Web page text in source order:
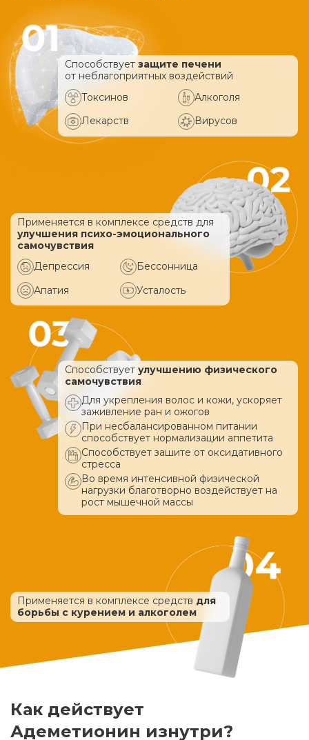
Способствует защите печени
от неблагоприятных воздействий
Токсинов
Алкоголя
Лекарств
Вирусов
Применяется в комплексе средств для
улучшения психо-эмоционального
самочувствия
Депрессия
Бессонница
Апатия
Усталость
Способствует улучшению физического
самочувствия
Для укрепления волос и кожи, ускоряет
заживление ран и ожогов
При несбалансированном питании
способствует нормализации аппетита
Способствует зашите от оксидативного
стресса
Во время интенсивной физической
нагрузки благотворно воздействует на
рост мышечной массы
Применяется в комплексе средств для
борьбы с курением и алкоголем
Как действует
Адеметионин изнутри?